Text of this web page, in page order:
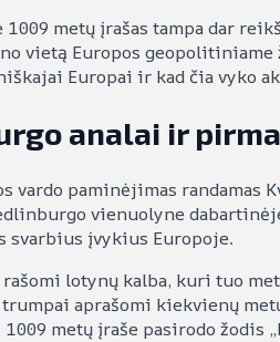
1009 metų įrašas tampa dar
vietą Europos
Europai ir kad čia vyko
analai ir
vardo paminėjimas
vienuolyne
svarbius įvykius Europoje.
lotynų kalba, kuri tuo
trumpai aprašomi kiekvienų
metų įraše pasirodo žodis